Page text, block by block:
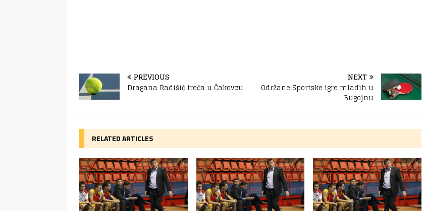
PREVIOUS
Dragana Radišić treća u Čakovcu
NEXT
Održane Sportske igre mladih u
Bugojnu
RELATED ARTICLES